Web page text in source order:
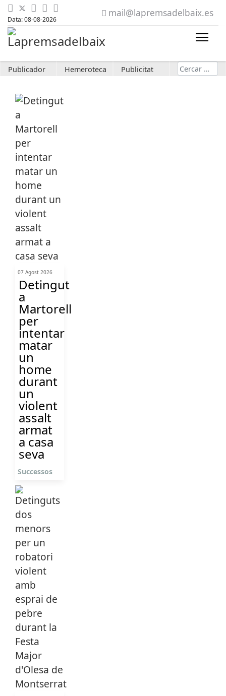
Data: 08-08-2026
mail@lapremsadelbaix.es
Publicador Hemeroteca Publicitat Cerca
07 Agost 2026
Detingut
a
Martorell
per
intentar
matar
un
home
durant
un
violent
assalt
armat
a casa
seva
Successos